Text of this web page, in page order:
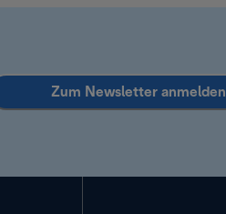
Zum Newsletter anmelden